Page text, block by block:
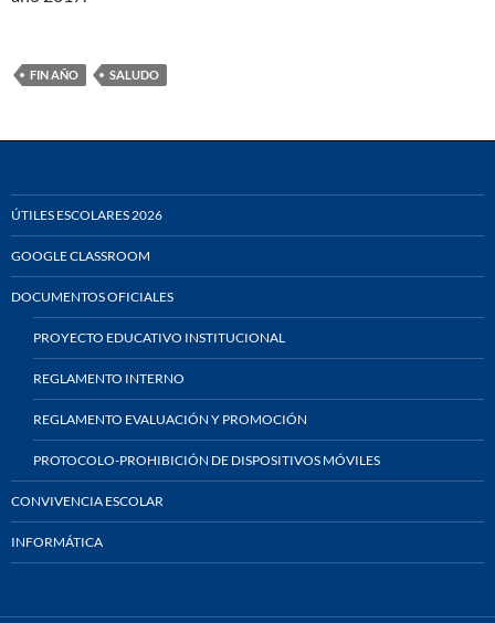
FIN AÑO SALUDO
ÚTILES ESCOLARES 2026
GOOGLE CLASSROOM
DOCUMENTOS OFICIALES
PROYECTO EDUCATIVO INSTITUCIONAL
REGLAMENTO INTERNO
REGLAMENTO EVALUACIÓN Y PROMOCIÓN
PROTOCOLO-PROHIBICIÓN DE DISPOSITIVOS MÓVILES
CONVIVENCIA ESCOLAR
INFORMÁTICA